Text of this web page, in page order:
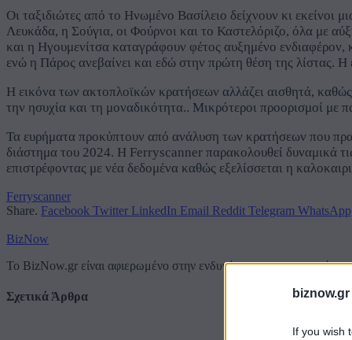
biznow.gr
If you wish
Οι ταξιδιώτες από το Ηνωμένο Βασίλειο δείχνουν κι εκείνοι
Λευκάδα, η Σούγια, οι Φούρνοι και το Καστελόριζο, όλα με
και η Ηγουμενίτσα καταγράφουν φέτος αυξημένο
ενώ η Πάρος ανεβαίνει και εδώ στην πρώτη θέση της λίστας.
Η εικόνα των ακτοπλοϊκών κρατήσεων αλλάζει αισθητά,
την ησυχία και τη μοναδικότητα.. Μικρότεροι προορισμοί με
Τα ευρήματα προκύπτουν από ανάλυση των κρατήσεων που
διάστημα του 2024. Η Ferryscanner παρακολουθεί δυναμικά
επιστρέφοντας με νέα δεδομένα καθώς εξελίσσεται η
Ferryscanner
Share. Facebook Twitter LinkedIn Email Reddit Telegram WhatsApp
BizNow
Το BizNow.gr είναι αφιερωμένο στην ενδυνάμωση των
Σχετικά Άρθρα